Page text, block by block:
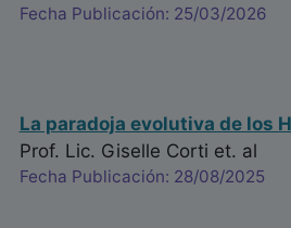
Fecha Publicación: 25/03/2026
La paradoja evolutiva de los
Prof. Lic. Giselle Corti et. al
Fecha Publicación: 28/08/2025